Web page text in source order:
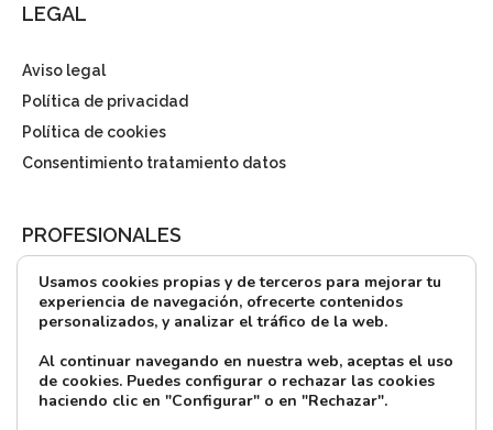
LEGAL
Aviso legal
Política de privacidad
Política de cookies
Consentimiento tratamiento datos
PROFESIONALES
¿Quieres alquilar?
Prensa
Directorio
CONTACTO
Usamos cookies propias y de terceros para mejorar tu
experiencia de navegación, ofrecerte contenidos
personalizados, y analizar el tráfico de la web.
Al continuar navegando en nuestra web, aceptas el uso
de cookies. Puedes configurar o rechazar las cookies
haciendo clic en "Configurar" o en "Rechazar".